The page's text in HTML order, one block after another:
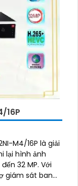
16P
M4/16P là giải
lại hình ảnh
32 MP. Với
giám sát ban